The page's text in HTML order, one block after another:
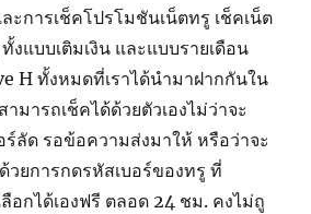
ะการเช็คโปรโมชันเน็ตทรู เช็คเน็ต
งแบบเติมเงิน และแบบรายเดือน
H ทั้งหมดที่เราได้นำมาฝากกันใน
มารถเช็คได้ด้วยตัวเองไม่ว่าจะ
ร์ลัด รอข้อความส่งมาให้ หรือว่าจะ
วยการกดรหัสเบอร์ของทรู ที่
อกได้เองฟรี ตลอด 24 ชม. คงไม่ถู